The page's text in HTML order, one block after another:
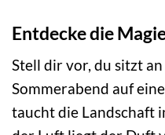
Entdecke die
Stell dir vor, du sitzt
Sommerabend auf
taucht die Landschaft